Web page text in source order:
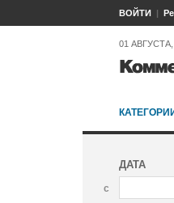
ВОЙТИ
01
ДАТА
с